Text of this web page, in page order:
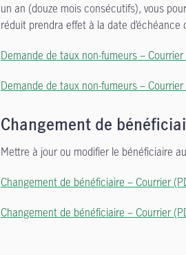
un an (douze mois consécutifs), vous
réduit prendra effet à la date d’échéance
Demande de taux non-fumeurs – Courrier
Demande de taux non-fumeurs –
Changement de
Mettre à jour ou modifier le bénéficiaire
Changement de bénéficiaire – Courrier
Changement de bénéficiaire – Courrier